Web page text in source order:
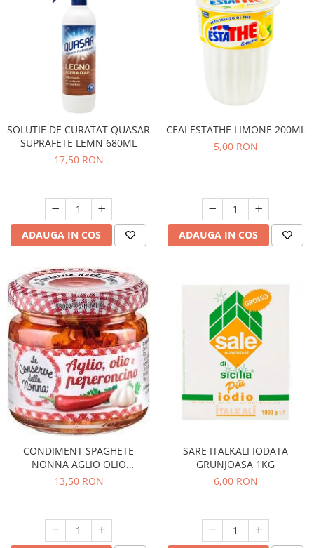
SOLUTIE DE CURATAT QUASAR
SUPRAFETE LEMN 680ML
17,50 RON
ADAUGA IN COS
CEAI ESTATHE LIMONE 200ML
5,00 RON
ADAUGA IN COS
CONDIMENT SPAGHETE
NONNA AGLIO OLIO
PEPERONCINO 90G
13,50 RON
SARE ITALKALI IODATA
GRUNJOASA 1KG
6,00 RON